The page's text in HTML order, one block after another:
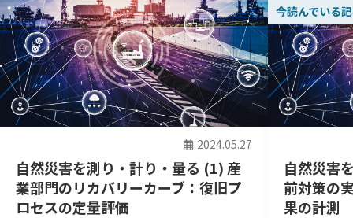
2024.05.27
自然災害を測り・計り・量る (1) 産
業部門のリカバリーカーブ：復旧プ
ロセスの定量評価
自然災害
前対策の
果の計測